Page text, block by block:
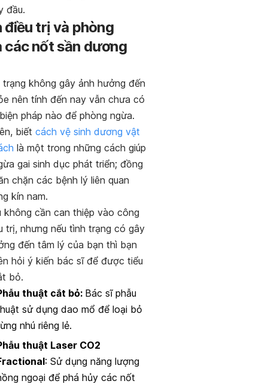
đầu.
điều trị và phòng
các nốt sần dương
không gây ảnh hưởng đến
nên tính đến nay vẫn chưa có
pháp nào để phòng ngừa.
biết cách vệ sinh dương vật
là một trong những cách giúp
gai sinh dục phát triển; đồng
chặn các bệnh lý liên quan
kín nam.
không cần can thiệp vào công
trị, nhưng nếu tình trạng có gây
đến tâm lý của bạn thì bạn
hỏi ý kiến bác sĩ để được tiểu
bỏ.
thuật cắt bỏ: Bác sĩ phẫu
sử dụng dao mổ để loại bỏ
nhú riêng lẻ.
thuật Laser CO2
: Sử dụng năng lượng
ngoại để phá hủy các nốt